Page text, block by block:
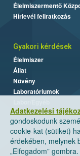
Adatkezelési
gondoskodunk
cookie-kat (sütiket)
érdekében, melynek
„Elfogadom” gombra.
Élelmiszermentő
Hírlevél feliratkozás
Gyakori kérdések
Élelmiszer
Állat
Növény
Laboratóriumok